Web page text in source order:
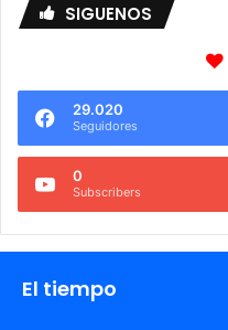
SIGUENOS
29.020
Seguidores
0
Subscribers
El tiempo